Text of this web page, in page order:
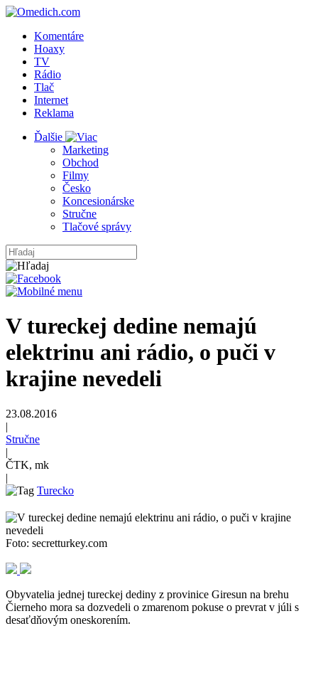
Komentáre
Hoaxy
TV
Rádio
Tlač
Internet
Reklama
Ďalšie
Marketing
Obchod
Filmy
Česko
Koncesionárske
Stručne
Tlačové správy
V tureckej dedine nemajú
elektrinu ani rádio, o puči v
krajine nevedeli
23.08.2016
|
Stručne
|
ČTK, mk
|
Turecko
Foto: secretturkey.com
Obyvatelia jednej tureckej dediny z provinice Giresun na brehu
Čierneho mora sa dozvedeli o zmarenom pokuse o prevrat v júli s
desaťdňovým oneskorením.